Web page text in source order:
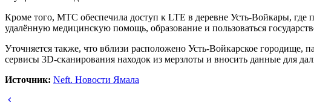
Кроме того, МТС обеспечила доступ к LTE в деревне Усть-Войкары, где
удалённую медицинскую помощь, образование и пользоваться
Уточняется также, что вблизи расположено Усть-Войкарское городище,
сервисы 3D-сканирования находок из мерзлоты и вносить данные для
Источник: Neft. Новости Ямала